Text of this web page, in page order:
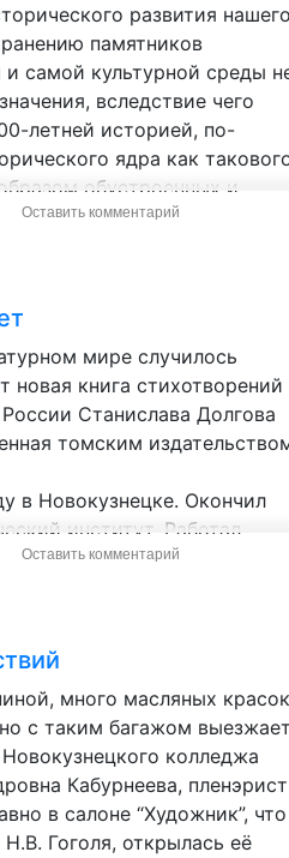
развития
памятников
и самой культурной среды
вследствие чего
летней историей, по-
ядра как
обустроенных и
исторических зон,
дух минувших столетий.
Оставить комментарий
мире случилось
книга стихотворений
Станислава Долгова
томским
в Новокузнецке. Окончил
институт. Работал
КМК, слесарем,
заведующим
институтах
управления на Западно-
комбинате
Оставить комментарий
много масляных
с таким багажом
колледжа
Кабурнеева,
в салоне “Художник”, что
Гоголя, открылась её